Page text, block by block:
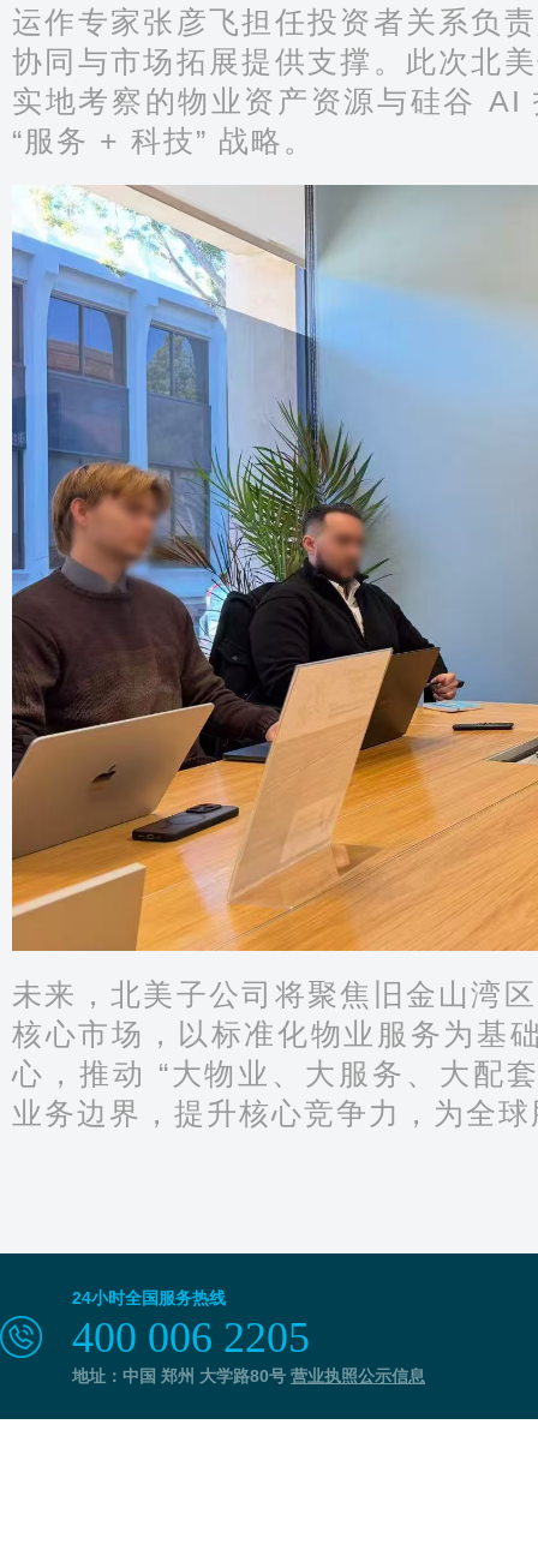
运作专家张彦飞担任投资者关系负
协同与市场拓展提供支撑。此次北
实地考察的物业资产资源与硅谷 AI
“服务 + 科技” 战略。
未来，北美子公司将聚焦旧金山湾
核心市场，以标准化物业服务为基
心，推动 “大物业、大服务、大配
业务边界，提升核心竞争力，为全
24小时全国服务热线
400 006 2205
地址：中国 郑州 大学路80号 营业执照公示信息